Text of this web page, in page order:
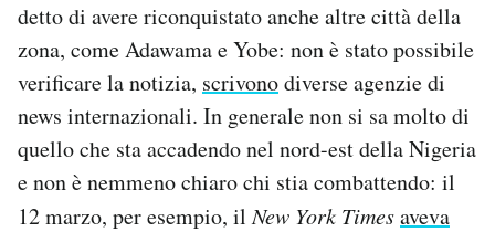
detto di avere riconquistato anche altre città della
zona, come Adawama e Yobe: non è stato possibile
verificare la notizia, scrivonodiverse agenzie di
news internazionali. In generale non si sa molto di
quello che sta accadendo nel nord-est della Nigeria
e non è nemmeno chiaro chi stia combattendo: il
12 marzo, per esempio, ilNew York Timesaveva